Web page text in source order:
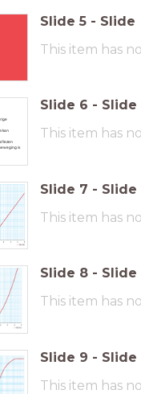
Slide 5 - Slide
This item has
kan
is
Slide 6 - Slide
This item has
Slide 7 - Slide
This item has
Slide 8 - Slide
This item has
Slide 9 - Slide
This item has